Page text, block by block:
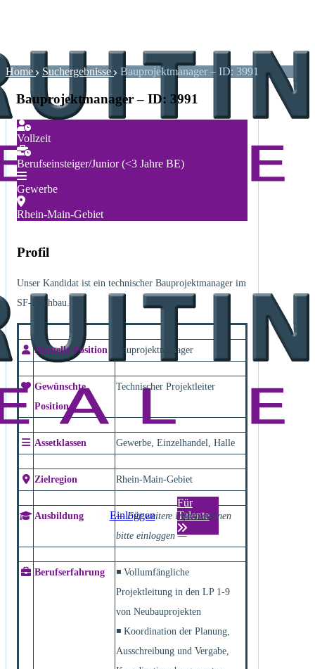
Einloggen
Für
Talente
Home Suchergebnisse Bauprojektmanager – ID: 3991
Bauprojektmanager – ID: 3991
Vollzeit
Berufseinsteiger/Junior (<3 Jahre BE)
Gewerbe
Rhein-Main-Gebiet
Profil
Unser Kandidat ist ein technischer Bauprojektmanager im
SF-Hochbau.
Aktuelle Position Bauprojektmanager
Gewünschte
Position
Technischer Projektleiter
Assetklassen Gewerbe, Einzelhandel, Halle
Zielregion Rhein-Main-Gebiet
Ausbildung
— Für weitere Informationen
bitte einloggen —
Berufserfahrung
◾ Vollumfängliche
Projektleitung in den LP 1-9
von Neubauprojekten
◾ Koordination der Planung,
Ausschreibung und Vergabe,